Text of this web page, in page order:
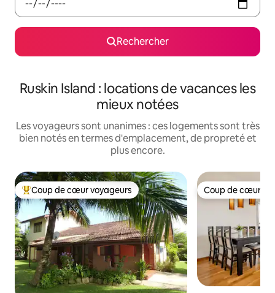
Rechercher
Ruskin Island : locations de vacances les
mieux notées
Les voyageurs sont unanimes : ces logements sont très
bien notés en termes d'emplacement, de propreté et
plus encore.
Coups de cœur voyageurs les plus appréciés
Coup de cœur voyageurs Coup de cœur
Coup de cœur